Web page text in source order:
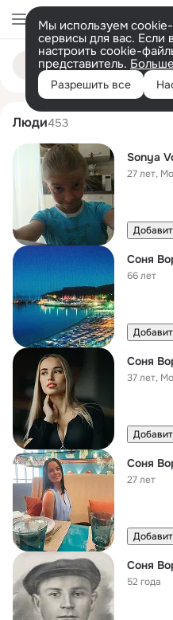
Мы используем
сервисы для вас. Если
настроить cookie-
представитель.
Разрешить все
Поиск
sonya voronina
Люди453
Sonya
27 лет,
Соня
66 лет
Соня
37 лет,
Соня
27 лет
Соня
52 года